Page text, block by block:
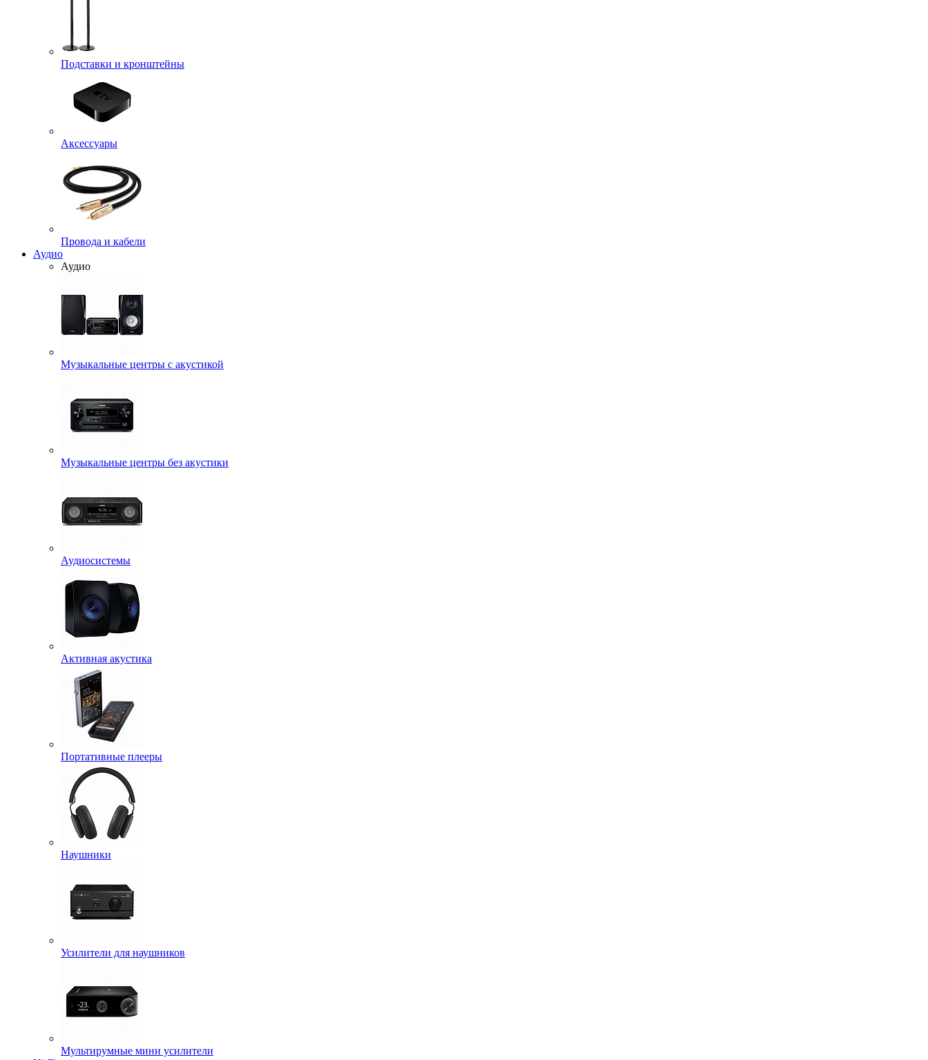
Подставки и кронштейны
Аксессуары
Провода и кабели
Аудио
Аудио
Музыкальные центры с акустикой
Музыкальные центры без акустики
Аудиосистемы
Активная акустика
Портативные плееры
Наушники
Усилители для наушников
Мультирумные мини усилители